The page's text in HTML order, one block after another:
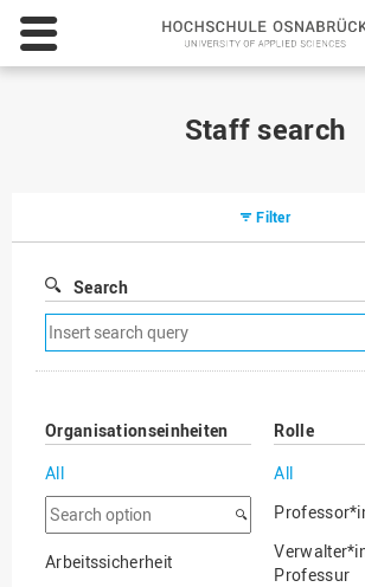
Staff search
Filter
Search
Remove
search
filter
Organisationseinheiten
All
Search
option
Arbeitssicherheit
Rolle
All
Professur